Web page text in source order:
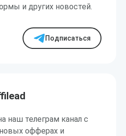
и других новостей.
Подписаться
наш телеграм канал с
офферах и